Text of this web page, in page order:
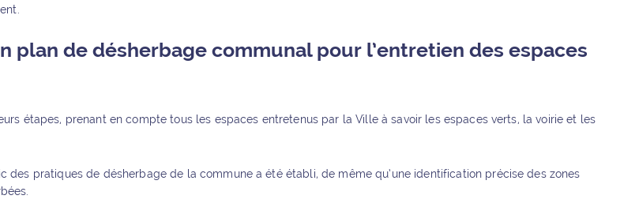
plan de désherbage communal pour l’entretien des espaces
étapes, prenant en compte tous les espaces entretenus par la Ville à savoir les espaces verts, la voirie et les
des pratiques de désherbage de la commune a été établi, de même qu’une identification précise des zones